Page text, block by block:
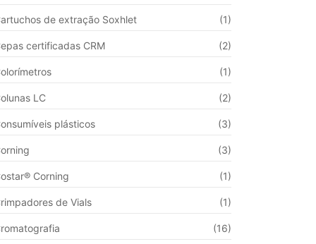
de extração Soxhlet (1)
certificadas CRM (2)
(1)
LC (2)
plásticos (3)
(3)
Corning (1)
de Vials (1)
(16)